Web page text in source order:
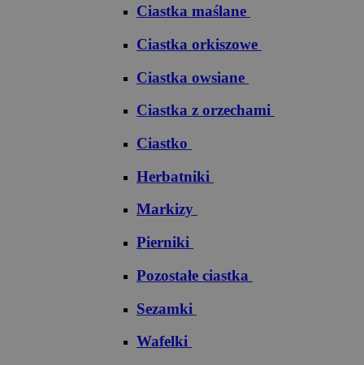
Ciastka maślane
Ciastka orkiszowe
Ciastka owsiane
Ciastka z orzechami
Ciastko
Herbatniki
Markizy
Pierniki
Pozostałe ciastka
Sezamki
Wafelki